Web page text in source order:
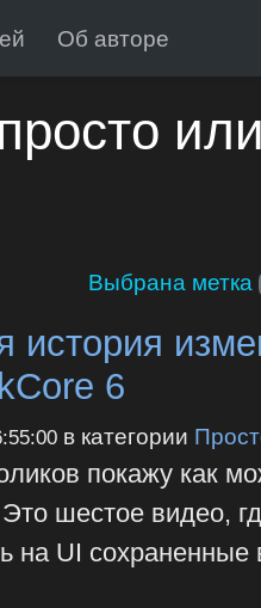
Об авторе
Выбрана метка
история
6
в категории
покажу как
шестое видео,
на UI